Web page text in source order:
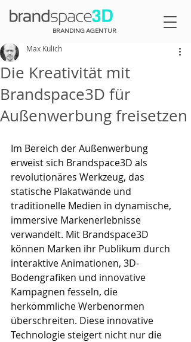
BRANDING AGENTUR
Die Kreativität mit
Brandspace3D für
Außenwerbung freisetzen
Max Kulich
Im Bereich der Außenwerbung
erweist sich Brandspace3D als
revolutionäres Werkzeug, das
statische Plakatwände und
traditionelle Medien in dynamische,
immersive Markenerlebnisse
verwandelt. Mit Brandspace3D
können Marken ihr Publikum durch
interaktive Animationen, 3D-
Bodengrafiken und innovative
Kampagnen fesseln, die
herkömmliche Werbenormen
überschreiten. Diese innovative
Technologie steigert nicht nur die